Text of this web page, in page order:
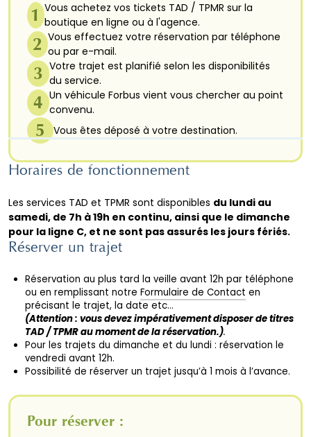
1 Vous achetez vos tickets TAD / TPMR sur la
boutique en ligne ou à l'agence.
2 Vous effectuez votre réservation par téléphone
ou par e-mail.
3 Votre trajet est planifié selon les disponibilités
du service.
4 Un véhicule Forbus vient vous chercher au point
convenu.
5 Vous êtes déposé à votre destination.
Horaires de fonctionnement
Les services TAD et TPMR sont disponibles du lundi au
samedi, de 7h à 19h en continu, ainsi que le dimanche
pour la ligne C, et ne sont pas assurés les jours fériés.
Réserver un trajet
Réservation au plus tard la veille avant 12h par téléphone
ou en remplissant notre Formulaire de Contact en
précisant le trajet, la date etc…
(Attention : vous devez impérativement disposer de titres
TAD / TPMR au moment de la réservation.).
Pour les trajets du dimanche et du lundi : réservation le
vendredi avant 12h.
Possibilité de réserver un trajet jusqu’à 1 mois à l’avance.
Pour réserver :